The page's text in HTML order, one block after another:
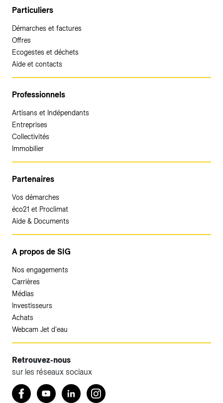
Particuliers
Démarches et factures
Offres
Ecogestes et déchets
Aide et contacts
Professionnels
Artisans et Indépendants
Entreprises
Collectivités
Immobilier
Partenaires
Vos démarches
éco21 et Proclimat
Aide & Documents
A propos de SIG
Nos engagements
Carrières
Médias
Investisseurs
Achats
Webcam Jet d'eau
Retrouvez-nous
sur les réseaux sociaux
Retrouvez nous sur Facebook
YoutubeLinkedInInstagram
Accéder à votre espace client SIG.
Votre espace client SIG n'est pas optimisé pour une